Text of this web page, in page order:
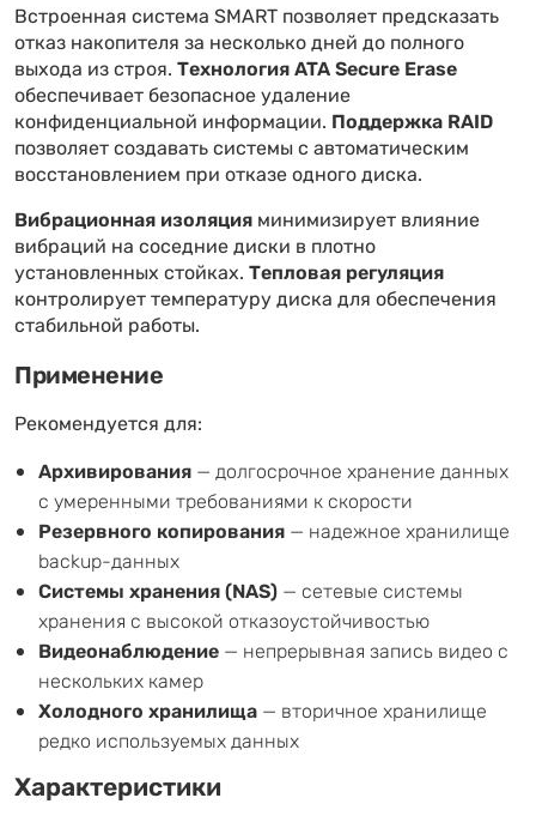
Встроенная система SMART позволяет предсказать
отказ накопителя за несколько дней до полного
выхода из строя. Технология ATA Secure Erase
обеспечивает безопасное удаление
конфиденциальной информации. Поддержка RAID
позволяет создавать системы с автоматическим
восстановлением при отказе одного диска.
Вибрационная изоляция минимизирует влияние
вибраций на соседние диски в плотно
установленных стойках. Тепловая регуляция
контролирует температуру диска для обеспечения
стабильной работы.
Применение
Рекомендуется для:
Архивирования — долгосрочное хранение данных
с умеренными требованиями к скорости
Резервного копирования — надежное хранилище
backup-данных
Системы хранения (NAS) — сетевые системы
хранения с высокой отказоустойчивостью
Видеонаблюдение — непрерывная запись видео с
нескольких камер
Холодного хранилища — вторичное хранилище
редко используемых данных
Характеристики